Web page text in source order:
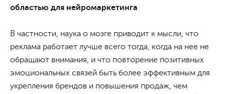
областью для нейромаркетинга
В частности, наука о мозге приводит к мысли, что
реклама работает лучше всего тогда, когда на нее не
обращают внимания, и что повторение позитивных
эмоциональных связей быть более эффективным для
укрепления брендов и повышения продаж, чем